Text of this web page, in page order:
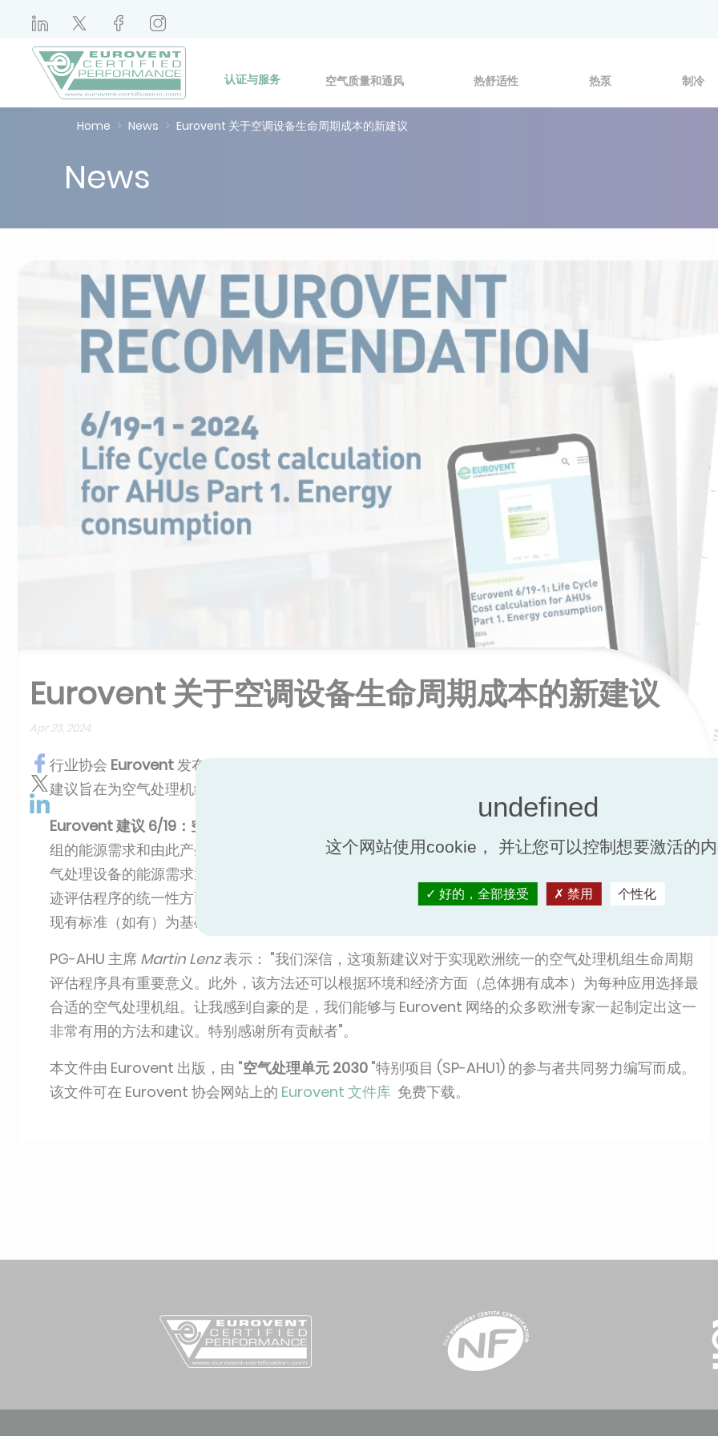
认证与服务 空气质量和通风 热舒适性 热泵 制冷
Home News Eurovent 关于空调设备生命周期成本的新建议
News
Eurovent 关于空调设备生命周期成本的新建议
Apr 23, 2024
行业协会 Eurovent发布了一份行业建议书，提供了计算空气处理机组生命周期能耗和成本的方法。该
建议旨在为空气处理机组的环境影响评估提供支持。
Eurovent 建议 6/19：空气处理机组生命周期成本计算
组的能源需求和由此产生的生命周期成本 (LCC)，以估算机组在整个生命周期内的总拥有成本。由于空
气处理设备的能源需求通常会对整体环境产生重大影响，因此该出版物在确保空气处理设备产品环境足
迹评估程序的统一性方面迈出了非常重要的一步。Eurovent 6/19 中定义的计算规则以科学基础知识和
现有标准（如有）为基础，涉及空气处理机组部件的性能，包括其在部分负荷运行时的特性。
PG-AHU 主席 Martin Lenz表示： "我们深信，这项新建议对于实现欧洲统一的空气处理机组生命周期
评估程序具有重要意义。此外，该方法还可以根据环境和经济方面（总体拥有成本）为每种应用选择最
合适的空气处理机组。让我感到自豪的是，我们能够与 Eurovent 网络的众多欧洲专家一起制定出这一
非常有用的方法和建议。特别感谢所有贡献者"。
本文件由 Eurovent 出版，由 "空气处理单元 2030 "特别项目 (SP-AHU1) 的参与者共同努力编写而成。
该文件可在 Eurovent 协会网站上的 Eurovent 文件库 免费下载。
这个网站使用cookie， 并让您可以控制想要激活的
好的，全部接受 禁用 个性化